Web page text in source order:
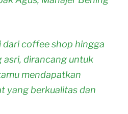
dari coffee shop hingga
asri, dirancang untuk
mendapatkan
yang berkualitas dan